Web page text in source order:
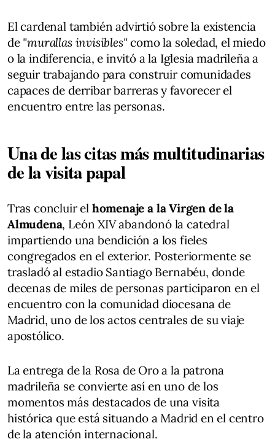
El cardenal también advirtió sobre la existencia
de "murallas invisibles"como la soledad, el miedo
o la indiferencia, e invitó a la Iglesia madrileña a
seguir trabajando para construir comunidades
capaces de derribar barreras y favorecer el
encuentro entre las personas.
Una de las citas más multitudinarias
de la visita papal
Tras concluir el homenaje a la Virgen de la
Almudena, León XIV abandonó la catedral
impartiendo una bendición a los fieles
congregados en el exterior. Posteriormente se
trasladó al estadio Santiago Bernabéu, donde
decenas de miles de personas participaron en el
encuentro con la comunidad diocesana de
Madrid, uno de los actos centrales de su viaje
apostólico.
La entrega de la Rosa de Oro a la patrona
madrileña se convierte así en uno de los
momentos más destacados de una visita
histórica que está situando a Madrid en el centro
de la atención internacional.